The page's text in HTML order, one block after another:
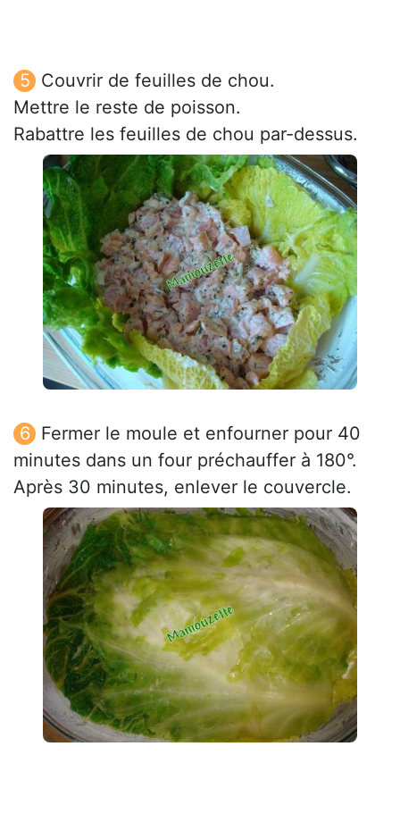
Couvrir de feuilles de chou.
Mettre le reste de poisson.
Rabattre les feuilles de chou par-dessus.
Fermer le moule et enfourner pour 40
minutes dans un four préchauffer à 180°.
Après 30 minutes, enlever le couvercle.